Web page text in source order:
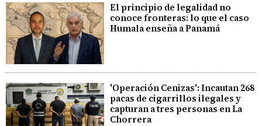
El principio de legalidad no
conoce fronteras: lo que el caso
Humala enseña a Panamá
'Operación Cenizas': Incautan 268
pacas de cigarrillos ilegales y
capturan a tres personas en La
Chorrera